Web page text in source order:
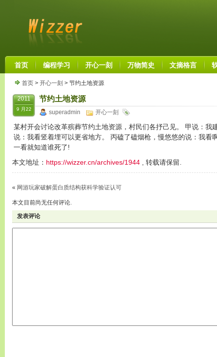
首页 编程学习 开心一刻 万物简史 文摘格言
首页 > 开心一刻 > 节约土地资源
2011
9 月22
节约土地资源
superadmin 开心一刻
某村开会讨论改革殡葬节约土地资源，村民们各抒己见。 甲说：我
说：我看竖着埋可以更省地方。 丙磕了磕烟枪，慢悠悠的说：我看
一看就知道谁死了!
本文地址： https://wizzer.cn/archives/1944 , 转载请保留.
« 网游玩家破解蛋白质结构获科学验证认可
本文目前尚无任何评论.
发表评论